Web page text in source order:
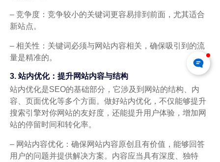
– 竞争度：竞争较小的关键词更容易排到前面，尤其适合
新站点。
– 相关性：关键词必须与网站内容相关，确保吸引到的流
量是精准的。
3. 站内优化：提升网站内容与结构
站内优化是SEO的基础部分，它涉及到网站的结构、内
容、页面优化等多个方面。做好站内优化，不仅能够提升
搜索引擎对你网站的友好度，还能提升用户体验，增加网
站的停留时间和转化率。
– 网站内容优化：确保网站内容原创且有价值，能够回答
用户的问题并提供解决方案。内容应当具有深度、独特